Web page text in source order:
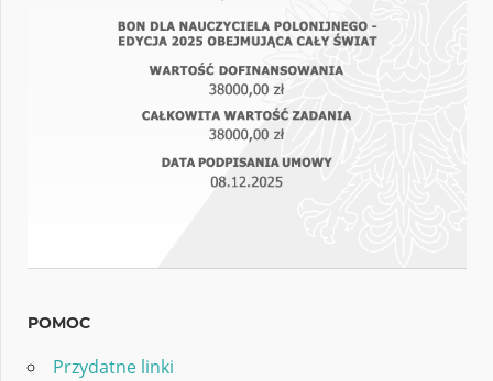
POMOC
Przydatne linki